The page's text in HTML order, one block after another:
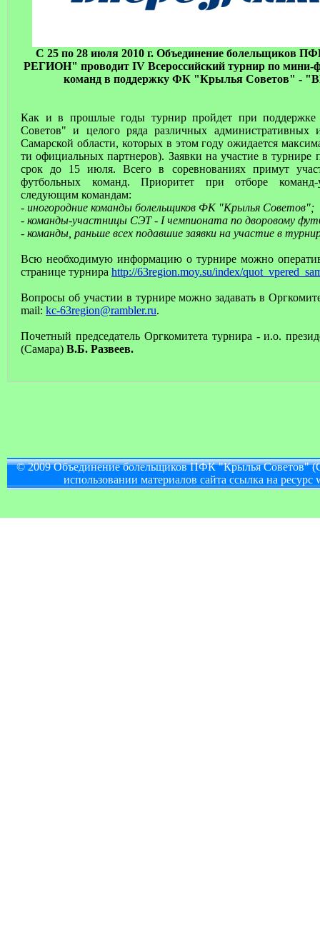
С 25 по 28 июля 2010 г. Объединение болельщиков
РЕГИОН" проводит IV Всероссийский турнир по мини-
команд в поддержку ФК "Крылья Советов"
Как и в прошлые годы турнир пройдет при поддержке
Советов" и целого ряда различных административных
Самарской области, которых в этом году ожидается
ти официальных партнеров). Заявки на участие в
срок до 15 июля. Всего в соревнованиях примут
футбольных команд. Приоритет при отборе команд-
следующим командам:
- иногородние команды болельщиков ФК "Крылья Советов";
- команды-участницы СЭТ - I чемпионата по дворовому
- команды, раньше всех подавшие заявки на участие в
Всю необходимую информацию о турнире можно
странице турнира http://63region.moy.su/index/
Вопросы об участии в турнире можно задавать в
mail: kc-63region@rambler.ru.
Почетный председатель Оргкомитета турнира - и.о.
(Самара) В.Б. Развеев.
© 2009 Объединение болельщиков ПФК "Крылья
использовании материалов сайта ссылка на ресурс